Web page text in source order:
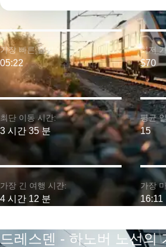
최단 이동 시간:
3 시간 35 분
가장 빠른 출발:
05:22
가장 긴 여행 시간:
4 시간 12 분
최저
$70
평균
15
가장
16:11
드레스덴 - 하노버 노선의